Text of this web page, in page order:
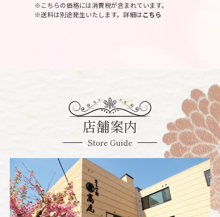
※こちらの価格には消費税が含まれています。
※送料は別途発生いたします。詳細はこちら
店舗案内
Store Guide